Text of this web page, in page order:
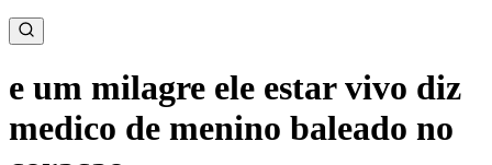
e um milagre ele estar vivo diz
medico de menino baleado no